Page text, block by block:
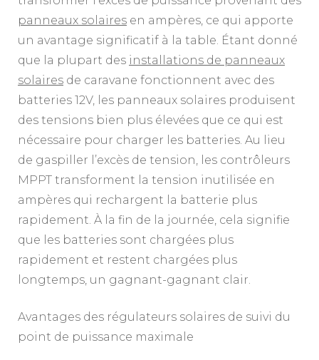
panneaux solaires en ampères, ce qui apporte
un avantage significatif à la table. Étant donné
que la plupart des installations de panneaux
solaires de caravane fonctionnent avec des
batteries 12V, les panneaux solaires produisent
des tensions bien plus élevées que ce qui est
nécessaire pour charger les batteries. Au lieu
de gaspiller l’excès de tension, les contrôleurs
MPPT transforment la tension inutilisée en
ampères qui rechargent la batterie plus
rapidement. À la fin de la journée, cela signifie
que les batteries sont chargées plus
rapidement et restent chargées plus
longtemps, un gagnant-gagnant clair.
Avantages des régulateurs solaires de suivi du
point de puissance maximale